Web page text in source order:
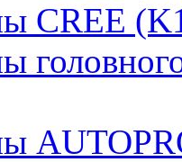
CREE